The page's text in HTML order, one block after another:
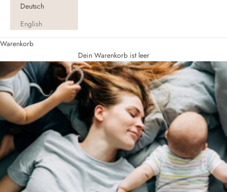
Deutsch
English
Warenkorb
Dein Warenkorb ist leer